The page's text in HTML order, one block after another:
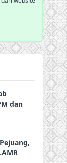
dan